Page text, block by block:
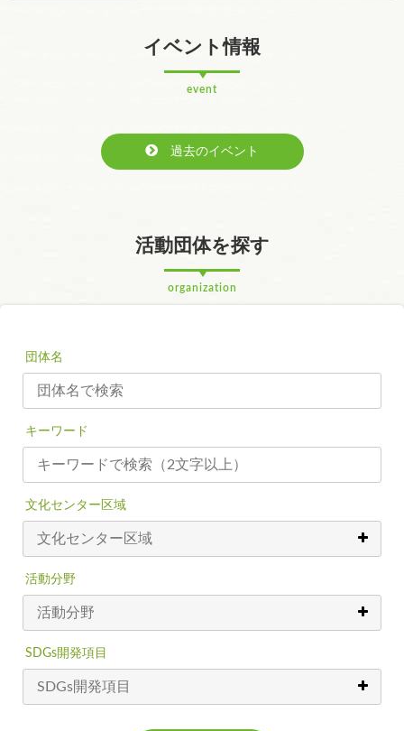
イベント情報
event
過去のイベント
活動団体を探す
organization
団体名
キーワード
文化センター区域
活動分野
SDGs開発項目